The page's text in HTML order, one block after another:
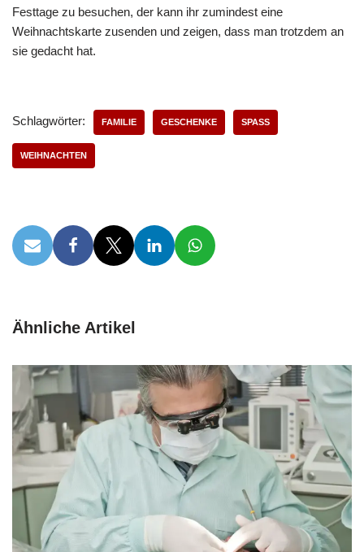
Festtage zu besuchen, der kann ihr zumindest eine
Weihnachtskarte zusenden und zeigen, dass man trotzdem an
sie gedacht hat.
Schlagwörter: FAMILIE GESCHENKE SPASS
WEIHNACHTEN
Ähnliche Artikel